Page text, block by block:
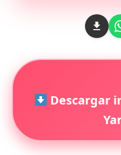
Descargar